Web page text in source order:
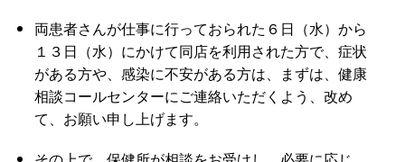
両患者さんが仕事に行っておられた６日（水）から
１３日（水）にかけて同店を利用された方で、症状
がある方や、感染に不安がある方は、まずは、健康
相談コールセンターにご連絡いただくよう、改め
て、お願い申し上げます。